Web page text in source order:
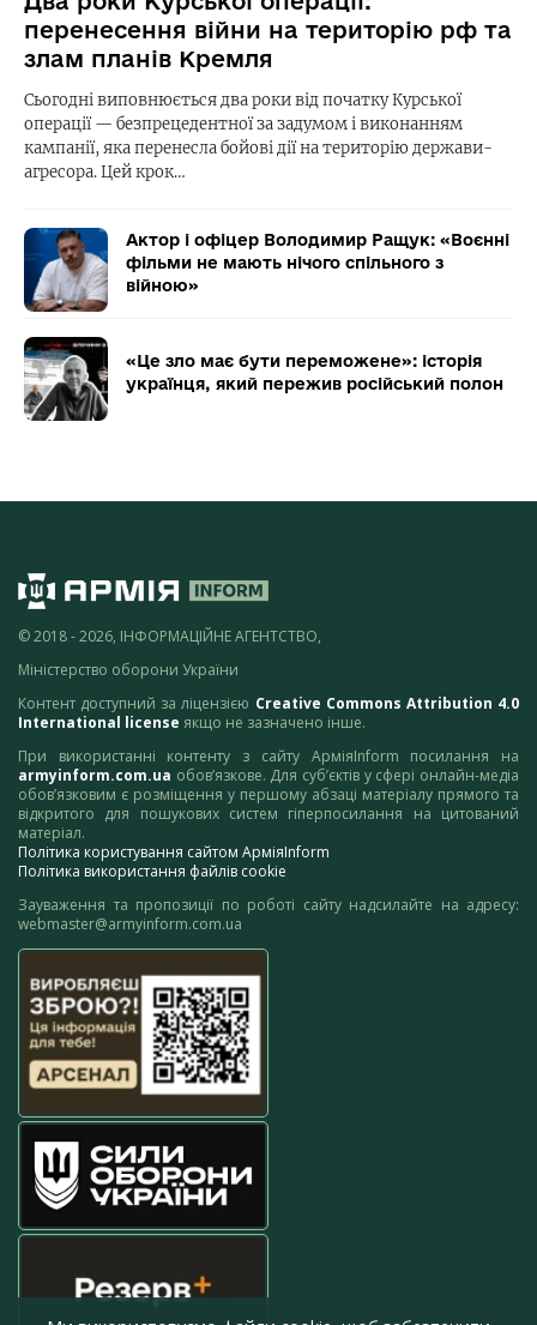
перенесення війни на територію рф та
злам планів Кремля
Сьогодні виповнюється два роки від початку Курської
операції — безпрецедентної за задумом і виконанням
кампанії, яка перенесла бойові дії на територію держави-
агресора. Цей крок…
Актор і офіцер Володимир Ращук: «Воєнні
фільми не мають нічого спільного з
війною»
«Це зло має бути переможене»: історія
українця, який пережив російський полон
© 2018 - 2026, ІНФОРМАЦІЙНЕ АГЕНТСТВО,
Міністерство оборони України
Контент доступний за ліцензією Creative Commons Attribution 4.0
International license якщо не зазначено інше.
При використанні контенту з сайту АрміяInform посилання на
armyinform.com.ua обов’язкове. Для суб’єктів у сфері онлайн-медіа
обов’язковим є розміщення у першому абзаці матеріалу прямого та
відкритого для пошукових систем гіперпосилання на цитований
матеріал.
Політика користування сайтом АрміяInform
Політика використання файлів cookie
Зауваження та пропозиції по роботі сайту надсилайте на адресу:
webmaster@armyinform.com.ua